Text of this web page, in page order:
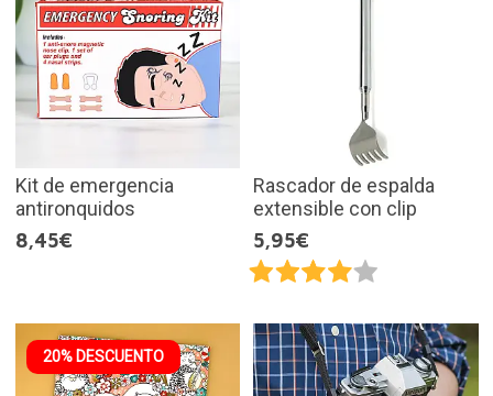
Kit de emergencia
antironquidos
8,45€
Rascador de espalda
extensible con clip
5,95€
20% DESCUENTO